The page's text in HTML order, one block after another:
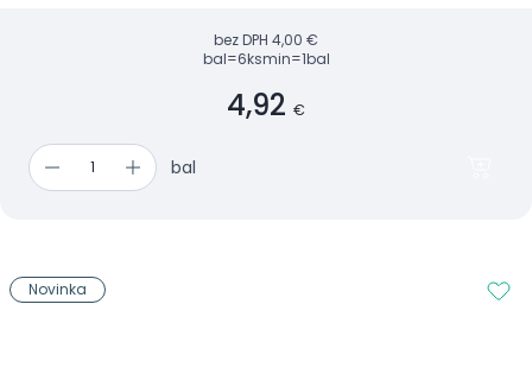
bez DPH 4,00 €
bal=6ksmin=1bal
4,92 €
bal
Novinka